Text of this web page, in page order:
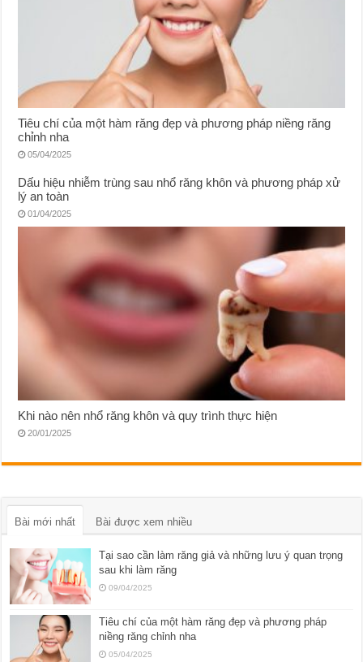
Tiêu chí của một hàm răng đẹp và phương pháp niềng răng
chỉnh nha
05/04/2025
Dấu hiệu nhiễm trùng sau nhổ răng khôn và phương pháp xử
lý an toàn
01/04/2025
Khi nào nên nhổ răng khôn và quy trình thực hiện
20/01/2025
Bài mới nhất Bài được xem nhiều
Tại sao cần làm răng giả và những lưu ý quan trọng
sau khi làm răng
09/04/2025
Tiêu chí của một hàm răng đẹp và phương pháp
niềng răng chỉnh nha
05/04/2025